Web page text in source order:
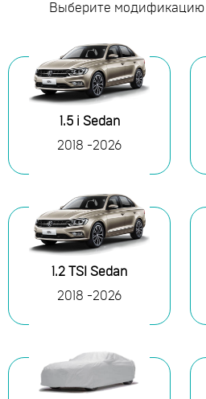
Выберите модификацию
1.5 i Sedan
2018 -2026
1.2 TSI Sedan
2018 -2026